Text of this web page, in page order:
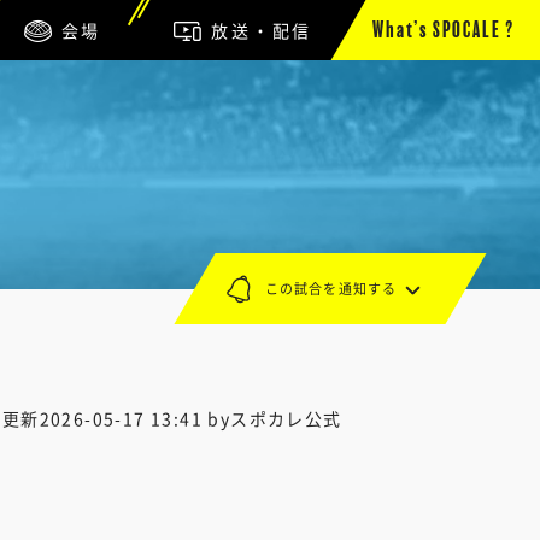
会場 放送・配信 What’s SPOCALE ?
新2026-05-17 13:41 byスポカレ公式
この試合を通知する